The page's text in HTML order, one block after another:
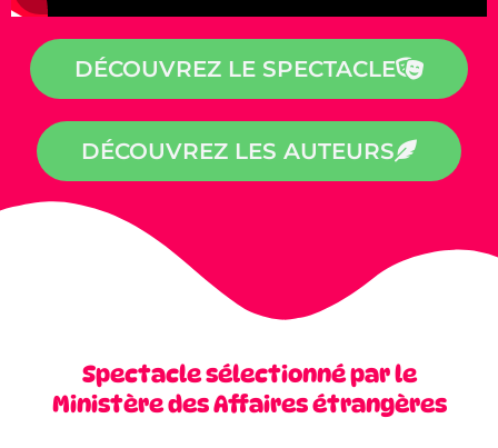
DÉCOUVREZ LE SPECTACLE
DÉCOUVREZ LES AUTEURS
Spectacle sélectionné par le
Ministère des Affaires étrangères